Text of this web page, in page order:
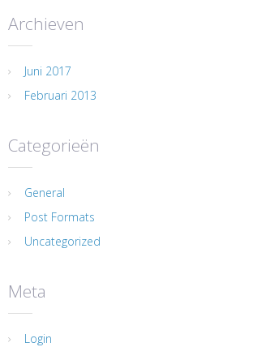
Archieven
Juni 2017
Februari 2013
Categorieën
General
Post Formats
Uncategorized
Meta
Login